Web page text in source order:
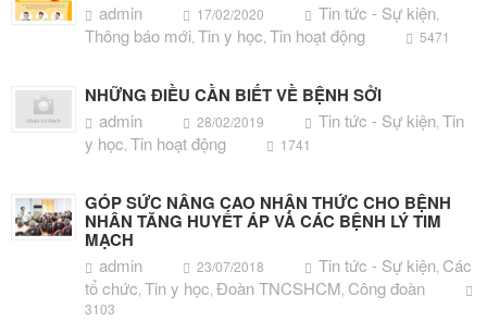
admin 17/02/2020 Tin tức - Sự kiện
Thông báo mới Tin y học Tin hoạt động 5471
NHỮNG ĐIỀU CẦN BIẾT VỀ BỆNH SỞI
admin 28/02/2019 Tin tức - Sự kiện Tin
y học Tin hoạt động 1741
GÓP SỨC NÂNG CAO NHẬN THỨC CHO BỆNH
NHÂN TĂNG HUYẾT ÁP VÀ CÁC BỆNH LÝ TIM
MẠCH
admin 23/07/2018 Tin tức - Sự kiện Các
tổ chức Tin y học Đoàn TNCSHCM Công đoàn
3103